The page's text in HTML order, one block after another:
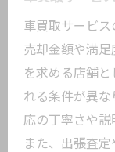
車買取サービ
売却金額や満
を求める店舗
れる条件が異
応の丁寧さや説
また、出張査